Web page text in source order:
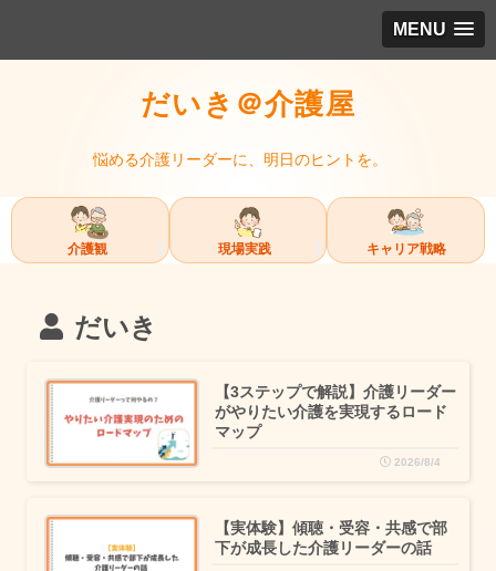
MENU
だいき＠介護屋
悩める介護リーダーに、明日のヒントを。
介護観 現場実践 キャリア戦略
だいき
【3ステップで解説】介護リーダー
がやりたい介護を実現するロード
マップ
2026/8/4
【実体験】傾聴・受容・共感で部
下が成長した介護リーダーの話